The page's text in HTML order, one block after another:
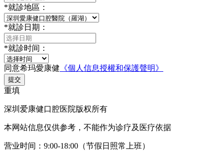
*就診地區：
*就診日期：
*就診时间：
同意希玛愛康健 《個人信息授權和保護聲明》
提交
重填
深圳爱康健口腔医院版权所有
本网站信息仅供参考，不能作为诊疗及医疗依据
营业时间：9:00-18:00（节假日照常上班）